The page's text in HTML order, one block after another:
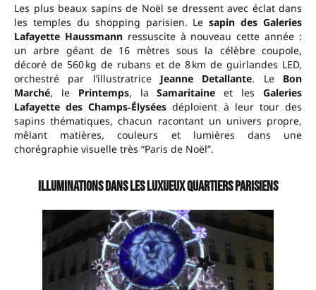
Les plus beaux sapins de Noël se dressent avec éclat dans
les temples du shopping parisien. Lesapin des Galeries
Lafayette Haussmannressuscite à nouveau cette année :
un arbre géant de 16 mètres sous la célèbre coupole,
décoré de 560 kg de rubans et de 8 km de guirlandes LED,
orchestré par l’illustratrice Jeanne Detallante. Le Bon
Marché, le Printemps, laSamaritaine et lesGaleries
Lafayette des Champs‑Élysées déploient à leur tour des
sapins thématiques, chacun racontant un univers propre,
mêlant matières, couleurs et lumières dans une
chorégraphie visuelle très “Paris de Noël”.
Illuminations dans les luxueux quartiers parisiens